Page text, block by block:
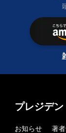
プレジデ
お知らせ 著